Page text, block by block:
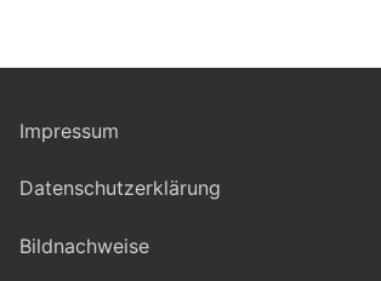
Impressum
Datenschutzerklärung
Bildnachweise